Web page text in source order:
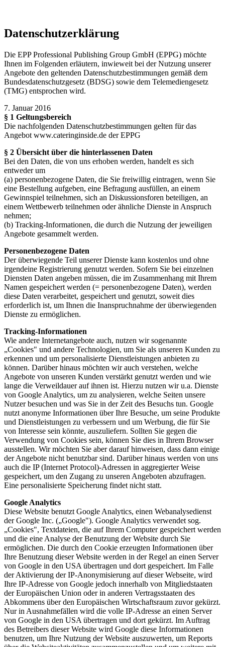
Datenschutzerklärung
Die EPP Professional Publishing Group GmbH (EPPG) möchte
Ihnen im Folgenden erläutern, inwieweit bei der Nutzung unserer
Angebote den geltenden Datenschutzbestimmungen gemäß dem
Bundesdatenschutzgesetz (BDSG) sowie dem Telemediengesetz
(TMG) entsprochen wird.
7. Januar 2016
§ 1 Geltungsbereich
Die nachfolgenden Datenschutzbestimmungen gelten für das
Angebot www.cateringinside.de der EPPG
§ 2 Übersicht über die hinterlassenen Daten
Bei den Daten, die von uns erhoben werden, handelt es sich
entweder um
(a) personenbezogene Daten, die Sie freiwillig eintragen, wenn Sie
eine Bestellung aufgeben, eine Befragung ausfüllen, an einem
Gewinnspiel teilnehmen, sich an Diskussionsforen beteiligen, an
einem Wettbewerb teilnehmen oder ähnliche Dienste in Anspruch
nehmen;
(b) Tracking-Informationen, die durch die Nutzung der jeweiligen
Angebote gesammelt werden.
Personenbezogene Daten
Der überwiegende Teil unserer Dienste kann kostenlos und ohne
irgendeine Registrierung genutzt werden. Sofern Sie bei einzelnen
Diensten Daten angeben müssen, die im Zusammenhang mit Ihrem
Namen gespeichert werden (= personenbezogene Daten), werden
diese Daten verarbeitet, gespeichert und genutzt, soweit dies
erforderlich ist, um Ihnen die Inanspruchnahme der überwiegenden
Dienste zu ermöglichen.
Tracking-Informationen
Wie andere Internetangebote auch, nutzen wir sogenannte
„Cookies" und andere Technologien, um Sie als unseren Kunden zu
erkennen und um personalisierte Dienstleistungen anbieten zu
können. Darüber hinaus möchten wir auch verstehen, welche
Angebote von unseren Kunden verstärkt genutzt werden und wie
lange die Verweildauer auf ihnen ist. Hierzu nutzen wir u.a. Dienste
von Google Analytics, um zu analysieren, welche Seiten unsere
Nutzer besuchen und was Sie in der Zeit des Besuchs tun. Google
nutzt anonyme Informationen über Ihre Besuche, um seine Produkte
und Dienstleistungen zu verbessern und um Werbung, die für Sie
von Interesse sein könnte, auszuliefern. Sollten Sie gegen die
Verwendung von Cookies sein, können Sie dies in Ihrem Browser
ausstellen. Wir möchten Sie aber darauf hinweisen, dass dann einige
der Angebote nicht benutzbar sind. Darüber hinaus werden von uns
auch die IP (Internet Protocol)-Adressen in aggregierter Weise
gespeichert, um den Zugang zu unseren Angeboten abzufragen.
Eine personalisierte Speicherung findet nicht statt.
Google Analytics
Diese Website benutzt Google Analytics, einen Webanalysedienst
der Google Inc. („Google"). Google Analytics verwendet sog.
„Cookies", Textdateien, die auf Ihrem Computer gespeichert werden
und die eine Analyse der Benutzung der Website durch Sie
ermöglichen. Die durch den Cookie erzeugten Informationen über
Ihre Benutzung dieser Website werden in der Regel an einen Server
von Google in den USA übertragen und dort gespeichert. Im Falle
der Aktivierung der IP-Anonymisierung auf dieser Webseite, wird
Ihre IP-Adresse von Google jedoch innerhalb von Mitgliedstaaten
der Europäischen Union oder in anderen Vertragsstaaten des
Abkommens über den Europäischen Wirtschaftsraum zuvor gekürzt.
Nur in Ausnahmefällen wird die volle IP-Adresse an einen Server
von Google in den USA übertragen und dort gekürzt. Im Auftrag
des Betreibers dieser Website wird Google diese Informationen
benutzen, um Ihre Nutzung der Website auszuwerten, um Reports